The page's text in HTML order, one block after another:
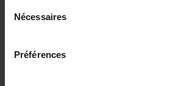
Nécessaires
Préférences